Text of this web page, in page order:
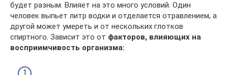
будет разным. Влияет на это много условий. Один
человек выпьет литр водки и отделается отравлением, а
другой может умереть и от нескольких глотков
спиртного. Зависит это от факторов, влияющих на
восприимчивость организма: